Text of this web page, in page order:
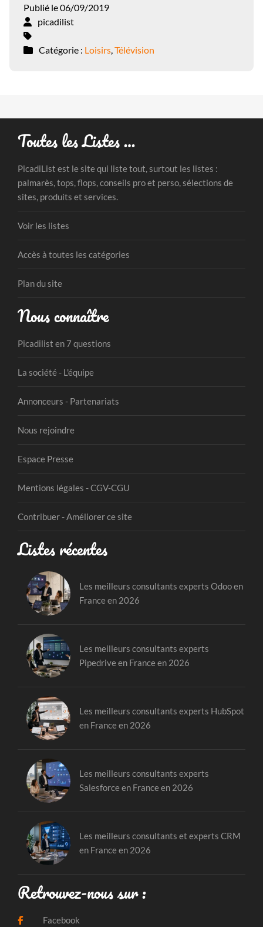
Publié le 06/09/2019
picadilist
Catégorie : Loisirs Télévision
Toutes les Listes …
PicadiList est le site qui liste tout, surtout les listes :
palmarès, tops, flops, conseils pro et perso, sélections de
sites, produits et services.
Voir les listes
Accès à toutes les catégories
Plan du site
Nous connaître
Picadilist en 7 questions
La société - L'équipe
Annonceurs - Partenariats
Nous rejoindre
Espace Presse
Mentions légales - CGV-CGU
Contribuer - Améliorer ce site
Listes récentes
Les meilleurs consultants experts Odoo en
France en 2026
Les meilleurs consultants experts
Pipedrive en France en 2026
Les meilleurs consultants experts HubSpot
en France en 2026
Les meilleurs consultants experts
Salesforce en France en 2026
Les meilleurs consultants et experts CRM
en France en 2026
Retrouvez-nous sur :
Facebook